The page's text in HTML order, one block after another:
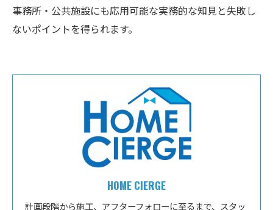
事務所・公共施設にも応用可能な実務的な知見と失敗し
ないポイントを得られます。
HOME CIERGE
計画段階から施工、アフターフォローに至るまで、スタッ